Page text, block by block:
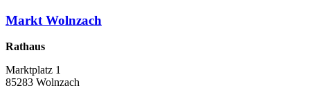
Markt Wolnzach
Rathaus
Marktplatz 1
85283 Wolnzach